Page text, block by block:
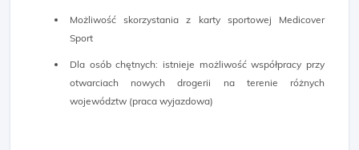
Możliwość skorzystania z karty sportowej Medicover
Sport
Dla osób chętnych: istnieje możliwość współpracy przy
otwarciach nowych drogerii na terenie różnych
województw (praca wyjazdowa)